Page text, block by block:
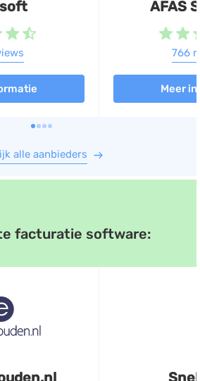
AFAS
766
Meer
alle aanbieders
facturatie software: